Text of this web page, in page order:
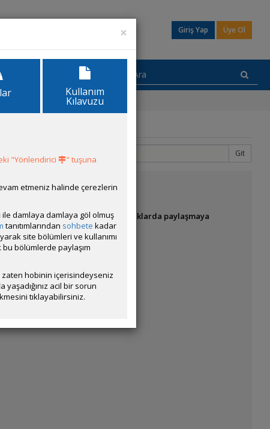
Giriş Yap Üye Ol
Git
yeni gelişmeleri de ayrı başlıklarda paylaşmaya
kaldıracağım.
×
Kullanım
Kılavuzu
"Yönlendirici
" tuşuna
etmeniz halinde çerezlerin
ile damlaya damlaya göl olmuş
tanıtımlarından sohbete kadar
site bölümleri ve kullanımı
bölümlerde paylaşım
zaten hobinin içerisindeyseniz
acil bir sorun
tıklayabilirsiniz.